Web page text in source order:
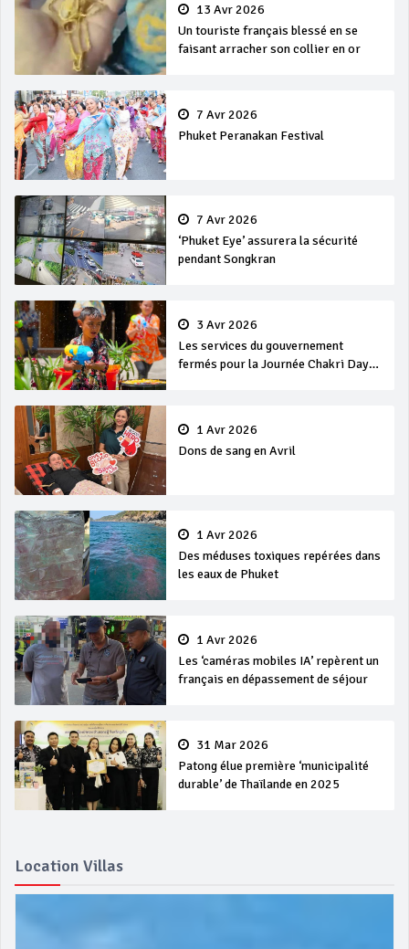
13 Avr 2026
Un touriste français blessé en se
faisant arracher son collier en or
7 Avr 2026
Phuket Peranakan Festival
7 Avr 2026
‘Phuket Eye’ assurera la sécurité
pendant Songkran
3 Avr 2026
Les services du gouvernement
fermés pour la Journée Chakri Day
1 Avr 2026
Dons de sang en Avril
1 Avr 2026
Des méduses toxiques repérées dans
les eaux de Phuket
1 Avr 2026
Les ‘caméras mobiles IA’ repèrent un
français en dépassement de séjour
31 Mar 2026
Patong élue première ‘municipalité
durable’ de Thaïlande en 2025
Location Villas